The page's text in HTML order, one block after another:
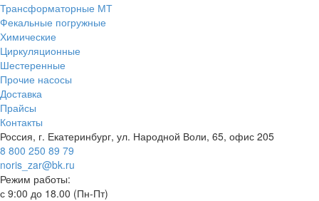
Трансформаторные МТ
Фекальные погружные
Химические
Циркуляционные
Шестеренные
Прочие насосы
Доставка
Прайсы
Контакты
Россия, г. Екатеринбург, ул. Народной Воли, 65, офис 205
8 800 250 89 79
noris_zar@bk.ru
Режим работы:
с 9:00 до 18.00 (Пн-Пт)